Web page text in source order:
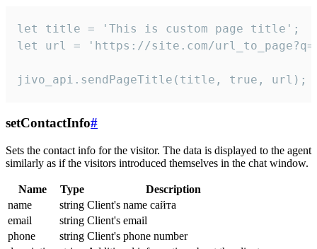
let title = 'This is custom page title';
let url = 'https://site.com/
jivo_api.sendPageTitle(title, true, url);
setContactInfo#
Sets the contact info for the visitor. The data is displayed to the agent
similarly as if the visitors introduced themselves in the chat window.
Name Type
Description
name
string Client's name сайта
email
string Client's email
phone
string Client's phone number